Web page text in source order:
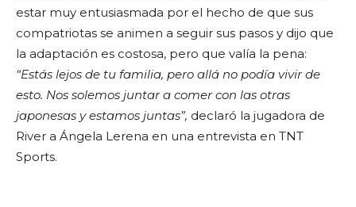
estar muy entusiasmada por el hecho de que sus
compatriotas se animen a seguir sus pasos y dijo que
la adaptación es costosa, pero que valía la pena:
“Estás lejos de tu familia, pero allá no podía vivir de
esto. Nos solemos juntar a comer con las otras
japonesas y estamos juntas”, declaró la jugadora de
River a Ángela Lerena en una entrevista en TNT
Sports.